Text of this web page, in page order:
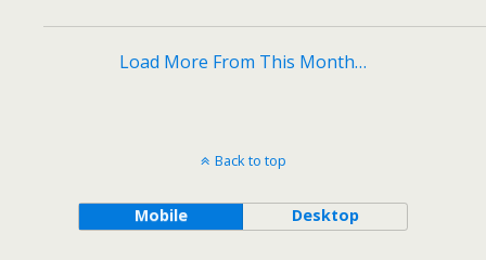
Load More From This Month…
Back to top
Mobile Desktop